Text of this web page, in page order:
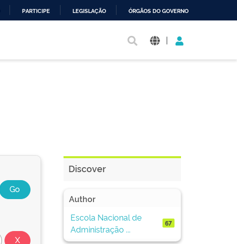
PARTICIPE LEGISLAÇÃO ÓRGÃOS DO GOVERNO
|
Discover
Author
Escola Nacional de
Administração ...
67